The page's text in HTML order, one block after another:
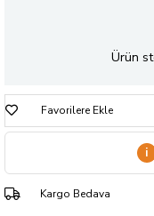
Ürün
Favorilere Ekle
i
Kargo Bedava